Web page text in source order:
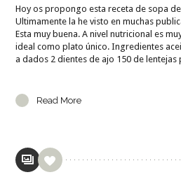
Hoy os propongo esta receta de sopa
Ultimamente la he visto en muchas
Esta muy buena. A nivel nutricional es
ideal como plato único. Ingredientes
a dados 2 dientes de ajo 150 de
Read More